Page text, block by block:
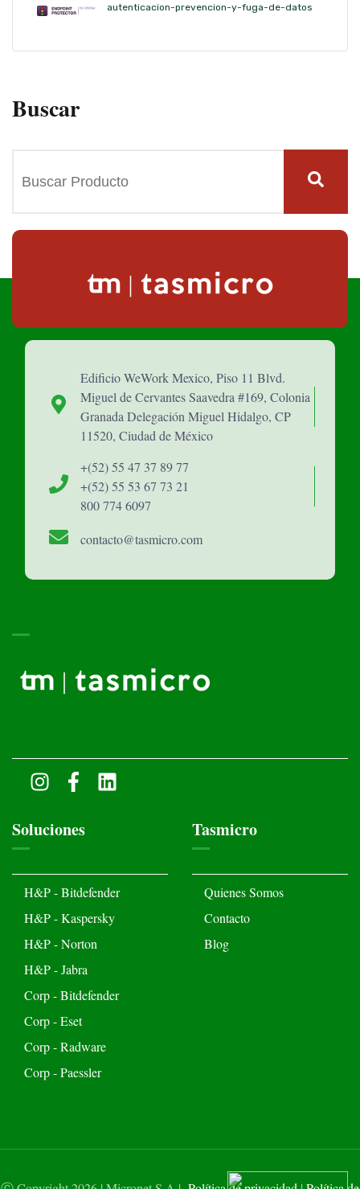
autenticacion-prevencion-y-fuga-de-datos
Buscar
Edificio WeWork Mexico, Piso 11 Blvd.
Miguel de Cervantes Saavedra #169, Colonia
Granada Delegación Miguel Hidalgo, CP
11520, Ciudad de México
+(52) 55 47 37 89 77
+(52) 55 53 67 73 21
800 774 6097
contacto@tasmicro.com
Soluciones
H&P - Bitdefender
H&P - Kaspersky
H&P - Norton
H&P - Jabra
Corp - Bitdefender
Corp - Eset
Corp - Radware
Corp - Paessler
Tasmicro
Quienes Somos
Contacto
Blog